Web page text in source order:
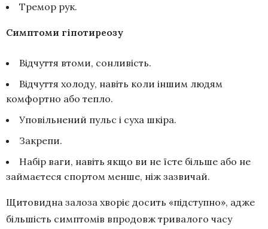
Тремор рук.
Симптоми гіпотиреозу
Відчуття втоми, сонливість.
Відчуття холоду, навіть коли іншим людям
комфортно або тепло.
Уповільнений пульс і суха шкіра.
Закрепи.
Набір ваги, навіть якщо ви не їсте більше або не
займаєтеся спортом менше, ніж зазвичай.
Щитовидна залоза хворіє досить «підступно», адже
більшість симптомів впродовж тривалого часу